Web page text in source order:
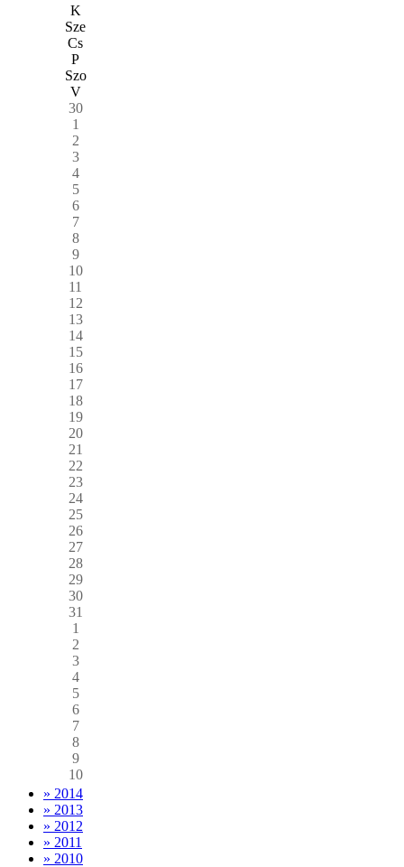
K
Sze
Cs
P
Szo
V
30
1
2
3
4
5
6
7
8
9
10
11
12
13
14
15
16
17
18
19
20
21
22
23
24
25
26
27
28
29
30
31
1
2
3
4
5
6
7
8
9
10
» 2014
» 2013
» 2012
» 2011
» 2010